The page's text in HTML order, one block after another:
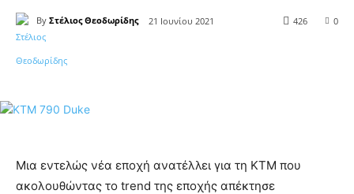
By Στέλιος Θεοδωρίδης 21 Ιουνίου 2021 0
426
Μια εντελώς νέα εποχή ανατέλλει για τη KTM που
ακολουθώντας το trend της εποχής απέκτησε